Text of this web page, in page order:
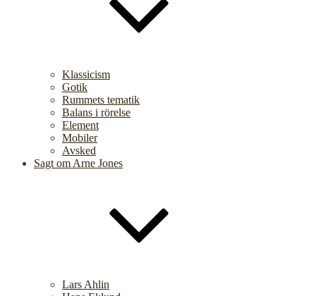
Klassicism
Gotik
Rummets tematik
Balans i rörelse
Element
Mobiler
Avsked
Sagt om Arne Jones
Lars Ahlin